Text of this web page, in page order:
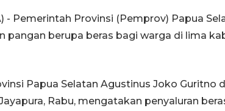
- Pemerintah Provinsi (Pemprov) Papua
pangan berupa beras bagi warga di lima
Papua Selatan Agustinus Joko Guritno
Rabu, mengatakan penyaluran